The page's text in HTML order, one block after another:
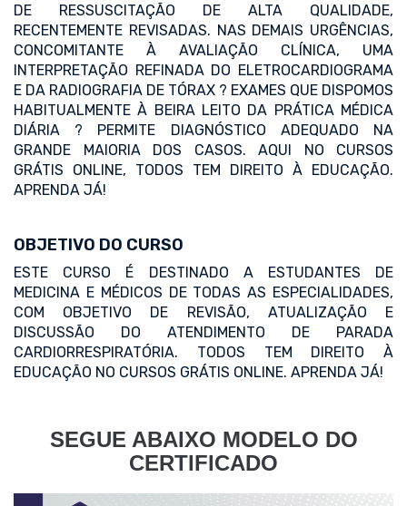
DE RESSUSCITAÇÃO DE ALTA QUALIDADE,
RECENTEMENTE REVISADAS. NAS DEMAIS URGÊNCIAS,
CONCOMITANTE À AVALIAÇÃO CLÍNICA, UMA
INTERPRETAÇÃO REFINADA DO ELETROCARDIOGRAMA
E DA RADIOGRAFIA DE TÓRAX ? EXAMES QUE DISPOMOS
HABITUALMENTE À BEIRA LEITO DA PRÁTICA MÉDICA
DIÁRIA ? PERMITE DIAGNÓSTICO ADEQUADO NA
GRANDE MAIORIA DOS CASOS. AQUI NO CURSOS
GRÁTIS ONLINE, TODOS TEM DIREITO À EDUCAÇÃO.
APRENDA JÁ!
OBJETIVO DO CURSO
ESTE CURSO É DESTINADO A ESTUDANTES DE
MEDICINA E MÉDICOS DE TODAS AS ESPECIALIDADES,
COM OBJETIVO DE REVISÃO, ATUALIZAÇÃO E
DISCUSSÃO DO ATENDIMENTO DE PARADA
CARDIORRESPIRATÓRIA. TODOS TEM DIREITO À
EDUCAÇÃO NO CURSOS GRÁTIS ONLINE. APRENDA JÁ!
SEGUE ABAIXO MODELO DO
CERTIFICADO